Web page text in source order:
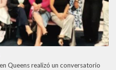
Queens realizó un conversatorio